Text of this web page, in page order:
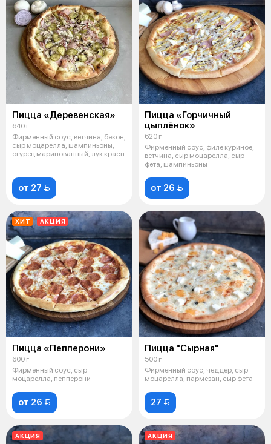
Пицца «Деревенская»
640 г
Фирменный соус, ветчина, бекон,
сыр моцарелла, шампиньоны,
огурец маринованный, лук красн
от 27 
Пицца «Горчичный
цыплёнок»
620 г
Фирменный соус, филе куриное,
ветчина, сыр моцарелла, сыр
фета, шампиньоны
от 26 
ХИТ АКЦИЯ
Пицца «Пепперони»
600 г
Фирменный соус, сыр
моцарелла, пепперони
от 26 
Пицца "Сырная"
500 г
Фирменный соус, чеддер, сыр
моцарелла, пармезан, сыр фета
27 
АКЦИЯ АКЦИЯ